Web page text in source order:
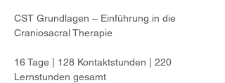
CST Grundlagen – Einführung in die
Craniosacral Therapie
16 Tage | 128 Kontaktstunden | 220
Lernstunden gesamt